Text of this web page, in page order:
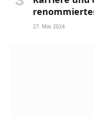
27. Mai 2024